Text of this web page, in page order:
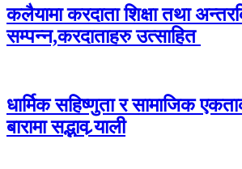
कलैयामा करदाता शिक्षा तथा
सम्पन्न,करदाताहरु उत्साहित
धार्मिक सहिष्णुता र सामाजिक
बारामा सद्भाव र्‍याली